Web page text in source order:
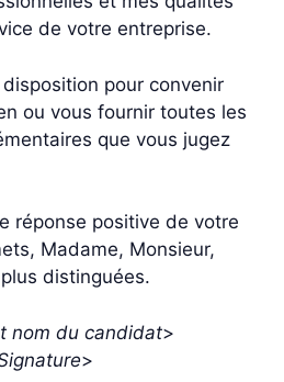
de votre entreprise.
pour convenir
ou vous fournir toutes les
que vous jugez
réponse positive de votre
Madame, Monsieur,
distinguées.
nom du candidat>
>